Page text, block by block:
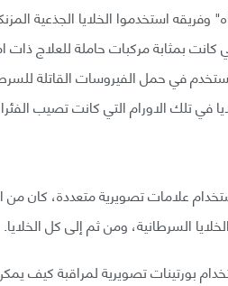
وفريقه استخدموا الخلايا الجذعية
كانت بمثابة مركبات حاملة للعلاج ذات
في حمل الفيروسات القاتلة
في تلك الاورام التي كانت تصيب
علامات تصويرية متعددة، كان من
السرطانية، ومن ثم إلى كل الخلايا.
بورتينات تصويرية لمراقبة كيف